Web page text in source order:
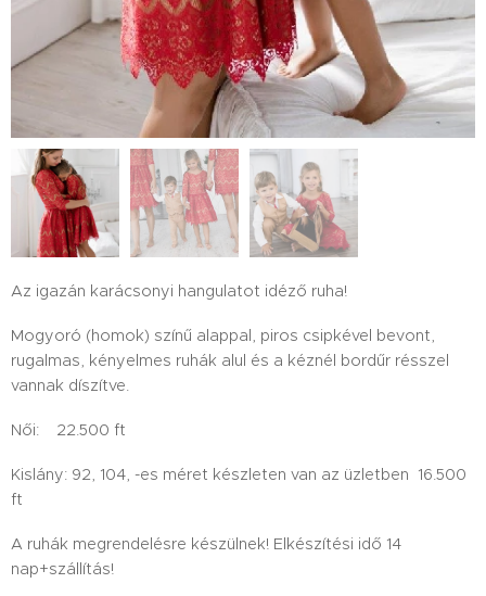
Az igazán karácsonyi hangulatot idéző ruha!
Mogyoró (homok) színű alappal, piros csipkével bevont,
rugalmas, kényelmes ruhák alul és a kéznél bordűr résszel
vannak díszítve.
Női: 22.500 ft
Kislány: 92, 104, -es méret készleten van az üzletben 16.500
ft
A ruhák megrendelésre készülnek! Elkészítési idő 14
nap+szállítás!